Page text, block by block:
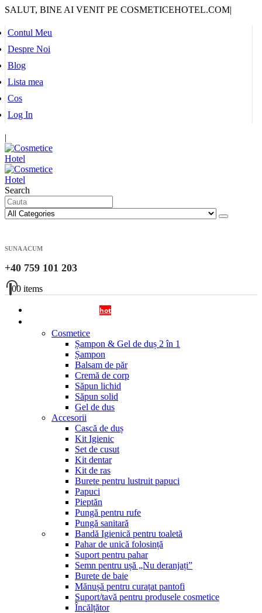
SALUT, BINE AI VENIT PE COSMETICEHOTEL.COM|
Contul Meu
Despre Noi
Blog
Lista mea
Cos
Log In
|
Search
SUNA ACUM
+40 759 101 203
00 items
hot
Cosmetice
Șampon & Gel de duș 2 în 1
Șampon
Balsam de păr
Cremă de corp
Săpun lichid
Săpun solid
Gel de dus
Accesorii
Cască de duș
Kit Igienic
Set de cusut
Kit dentar
Kit de ras
Burete pentru lustruit papuci
Papuci
Pieptăn
Pungă pentru rufe
Pungă sanitară
Bandă Igienică pentru toaletă
Pahar de unică folosință
Suport pentru pahar
Semn pentru ușă „Nu deranjați”
Burete de baie
Mănușă pentru curațat pantofi
Suport/tavă pentru produsele cosmetice
Încălțător